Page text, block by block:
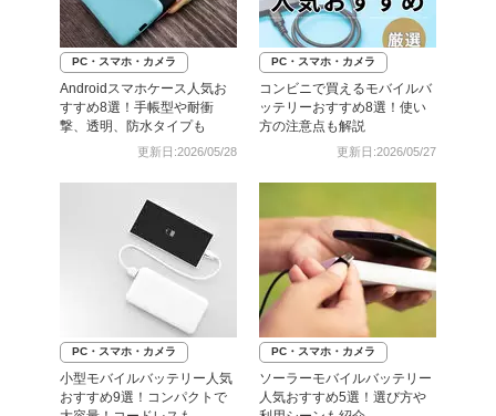
PC・スマホ・カメラ
Androidスマホケース人気お
すすめ8選！手帳型や耐衝
撃、透明、防水タイプも
更新日:2026/05/28
PC・スマホ・カメラ
コンビニで買えるモバイルバ
ッテリーおすすめ8選！使い
方の注意点も解説
更新日:2026/05/27
PC・スマホ・カメラ
小型モバイルバッテリー人気
おすすめ9選！コンパクトで
PC・スマホ・カメラ
ソーラーモバイルバッテリー
人気おすすめ5選！選び方や